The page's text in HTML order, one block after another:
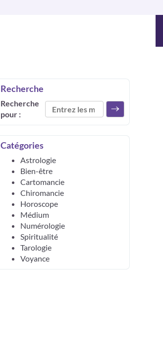
Recherche
Recherche
pour :
Catégories
Astrologie
Bien-être
Cartomancie
Chiromancie
Horoscope
Médium
Numérologie
Spiritualité
Tarologie
Voyance